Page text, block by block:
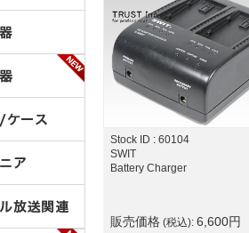
Stock ID : 60104
SWIT
Battery Charger
販売価格 (税込): 6,600円